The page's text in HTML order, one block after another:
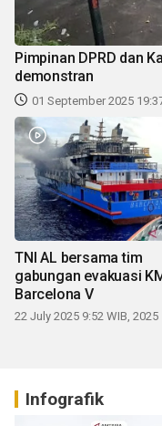
Pimpinan DPRD dan
demonstran
01 September 2025
TNI AL bersama tim
gabungan evakuasi
Barcelona V
22 July 2025 9:52 WIB, 2025
Infografik